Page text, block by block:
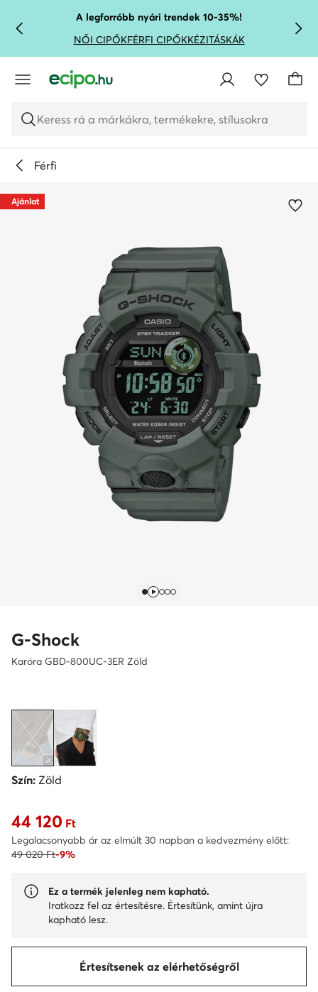
UGRÁS A FŐ TARTALOMRA
UGRÁS A KERESÉSHEZA legforróbb nyári trendek 10-35%!
NŐI CIPŐKFÉRFI CIPŐKKÉZITÁSKÁK
Keress rá a márkákra, termékekre, stílusokra
Férfi
Ajánlat
G-Shock
Karóra GBD-800UC-3ER Zöld
Szín: Zöld
Aktuális ár 44 120 Ft
44 120 Ft
Legalacsonyabb ár az elmúlt 30 napban a kedvezmény előtt:
49 020 Ft-9%
Ez a termék jelenleg nem kapható.
Iratkozz fel az értesítésre. Értesítünk, amint újra
kapható lesz.
Értesítsenek az elérhetőségről